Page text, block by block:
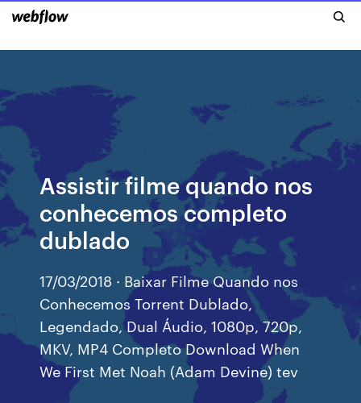
Assistir filme quando nos
conhecemos completo
dublado
17/03/2018 · Baixar Filme Quando nos
Conhecemos Torrent Dublado,
Legendado, Dual Áudio, 1080p, 720p,
MKV, MP4 Completo Download When
We First Met Noah (Adam Devine) tev